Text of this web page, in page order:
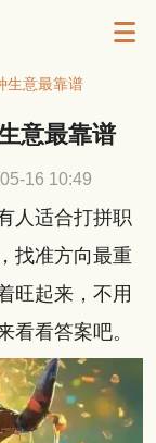
生意最靠谱
意最靠谱
16 10:49
人适合打拼职
找准方向最重
旺起来，不用
看看答案吧。